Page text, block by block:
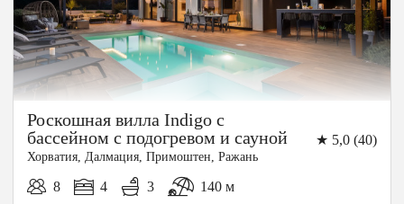
Роскошная вилла Indigo с
бассейном с подогревом и сауной
★ 5,0 (40)
Хорватия, Далмация, Примоштен, Ражань
8 4 3 140 м